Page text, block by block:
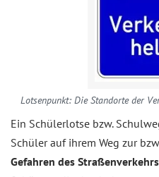
Lotsenpunkt: Die Standorte der
Ein Schülerlotse bzw.
Schüler auf ihrem Weg zur
Gefahren des